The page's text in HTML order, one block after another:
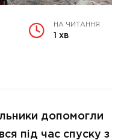
НА ЧИТАННЯ
1 хв
допомогли
під час спуску з